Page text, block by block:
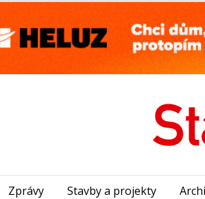
Zprávy Stavby a projekty